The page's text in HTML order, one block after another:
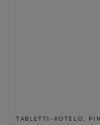
TABLETTI-KOTELO,